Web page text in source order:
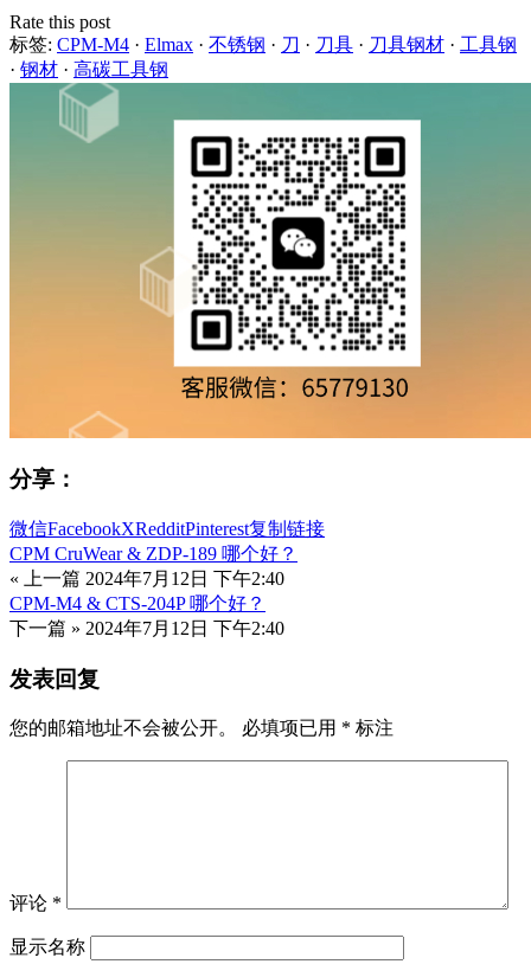
Rate this post
标签: CPM-M4 · Elmax · 不锈钢 · 刀 · 刀具 · 刀具钢材 · 工具钢
· 钢材 · 高碳工具钢
分享：
微信FacebookXRedditPinterest复制链接
CPM CruWear & ZDP-189 哪个好？
« 上一篇 2024年7月12日 下午2:40
CPM-M4 & CTS-204P 哪个好？
下一篇 » 2024年7月12日 下午2:40
发表回复
您的邮箱地址不会被公开。 必填项已用 * 标注
评论 *
显示名称